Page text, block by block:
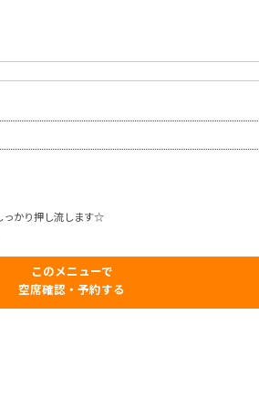
っかり押し流します☆
このメニューで
空席確認・予約する